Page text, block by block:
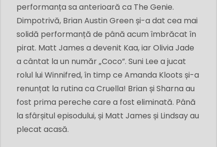
performanța sa anterioară ca The Genie.
Dimpotrivă, Brian Austin Green și-a dat cea mai
solidă performanță de până acum îmbrăcat în
pirat. Matt James a devenit Kaa, iar Olivia Jade
a cântat la un număr „Coco”. Suni Lee a jucat
rolul lui Winnifred, în timp ce Amanda Kloots și-a
renunțat la rutina ca Cruella! Brian și Sharna au
fost prima pereche care a fost eliminată. Până
la sfârșitul episodului, și Matt James și Lindsay au
plecat acasă.